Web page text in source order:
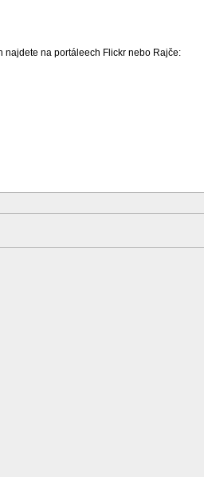
najdete na portáleech Flickr nebo Rajče: